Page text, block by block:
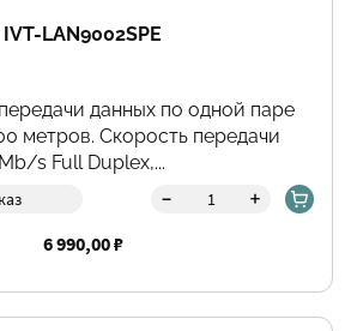
IVT-LAN9002SPE
данных по одной паре
метров. Скорость передачи
s Full Duplex,...
- +
6 990,00 ₽